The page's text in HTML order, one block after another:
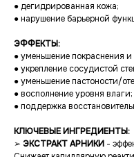
● дегидрированная кожа;
● нарушение барьерной
ЭФФЕКТЫ:
● уменьшение покраснения
● укрепление сосудистой
● уменьшение пастоности/
● восполнение уровня влаги;
● поддержка
КЛЮЧЕВЫЕ ИНГРЕДИЕНТЫ:
➢ ЭКСТРАКТ АРНИКИ -